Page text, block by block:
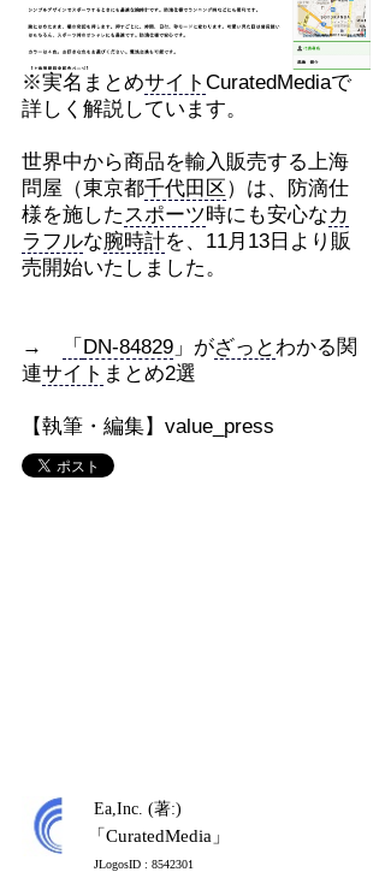
※実名まとめサイト CuratedMediaで
詳しく解説しています。
世界中から商品を輸入販売する上海
問屋（東京都千代田区）は、防滴仕
様を施したスポーツ時にも安心なカ
ラフルな腕時計を、11月13日より販
売開始いたしました。
→ 「 DN-84829」がざっとわかる関
連サイト まとめ2選
【執筆・編集】value_press
Ea,Inc. (著:)
「CuratedMedia」
JLogosID : 8542301